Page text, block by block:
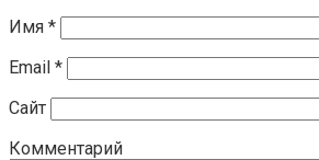
Имя *
Email *
Сайт
Комментарий